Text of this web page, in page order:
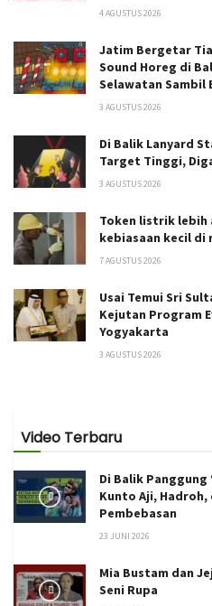
4 AGUSTUS 2026
Jatim Bergetar
Sound Horeg di
Selawatan Sambil
3 AGUSTUS 2026
Di Balik Lanyard
Target Tinggi,
3 AGUSTUS 2026
Token listrik lebih
kebiasaan kecil di
7 AGUSTUS 2026
Usai Temui Sri
Kejutan Program
Yogyakarta
3 AGUSTUS 2026
Video Terbaru
Di Balik Panggung
Kunto Aji,
Pembebasan
23 JUNI 2026
Mia Bustam dan
Seni Rupa